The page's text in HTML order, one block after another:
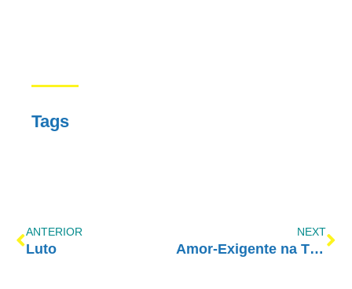
Tags
ANTERIOR
Luto
NEXT
Amor-Exigente na TV Aberta – 11/11